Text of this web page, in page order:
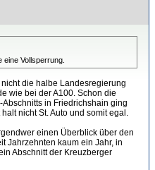
Vollsperrung.
die halbe Landesregierung
wie bei der A100. Schon die
in Friedrichshain ging
nicht St. Auto und somit egal.
einen Überblick über den
Jahrzehnten kaum ein Jahr, in
Abschnitt der Kreuzberger